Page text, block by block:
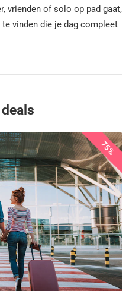
vrienden of solo op pad gaat,
vinden die je dag compleet
75%